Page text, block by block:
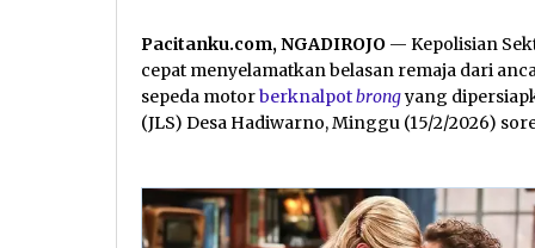
Pacitanku.com, NGADIROJO — Kepolisian
cepat menyelamatkan belasan remaja dari
sepeda motorberknalpotbrongyang
(JLS) Desa Hadiwarno, Minggu (15/2/2026)